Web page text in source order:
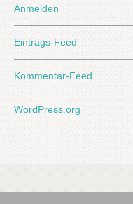
Anmelden
Eintrags-Feed
Kommentar-Feed
WordPress.org